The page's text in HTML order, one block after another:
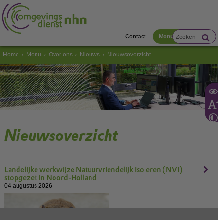
Contact Menu
Home Menu Over ons Nieuws Nieuwsoverzicht
Nieuwsoverzicht
Landelijke werkwijze Natuurvriendelijk Isoleren (NVI)
stopgezet in Noord-Holland
04 augustus 2026